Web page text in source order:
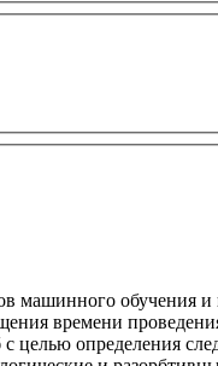
машинного обучения
времени
целью определения